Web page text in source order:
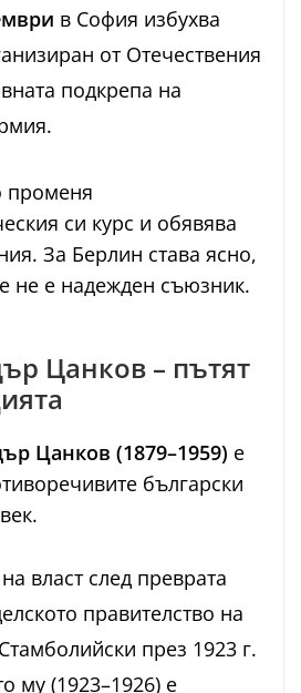
в София избухва
от Отечествения
подкрепа на
променя
си курс и обявява
За Берлин става ясно,
не е надежден съюзник.
Цанков – пътят
Цанков (1879–1959) е
български
власт след преврата
правителство на
през 1923 г.
му (1923–1926) е